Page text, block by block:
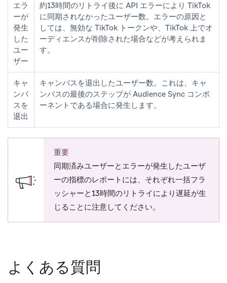
エラ
ーが
発生
した
ユー
ザー
約13時間のリトライ後に API エラーにより TikTok
に同期されなかったユーザー数。エラーの原因と
しては、無効な TikTok トークンや、TikTok 上でオ
ーディエンスが削除された場合などが考えられま
す。
キャ
ンバ
スを
退出
キャンバスを退出したユーザー数。これは、キャ
ンバスの最後のステップが Audience Sync コンポ
ーネントである場合に発生します。
重要
同期済みユーザーとエラーが発生したユーザ
ーの指標のレポートには、それぞれ一括フラ
ッシャーと13時間のリトライにより遅延が生
じることに注意してください。
よくある質問